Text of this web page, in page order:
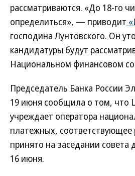
рассматриваются. «До 18-го
определиться», — приводит
господина Лунтовского. Он
кандидатуры будут
Национальном финансовом
Председатель Банка России
19 июня сообщила о том, что
учреждает оператора
платежных,
принято на заседании
16 июня.